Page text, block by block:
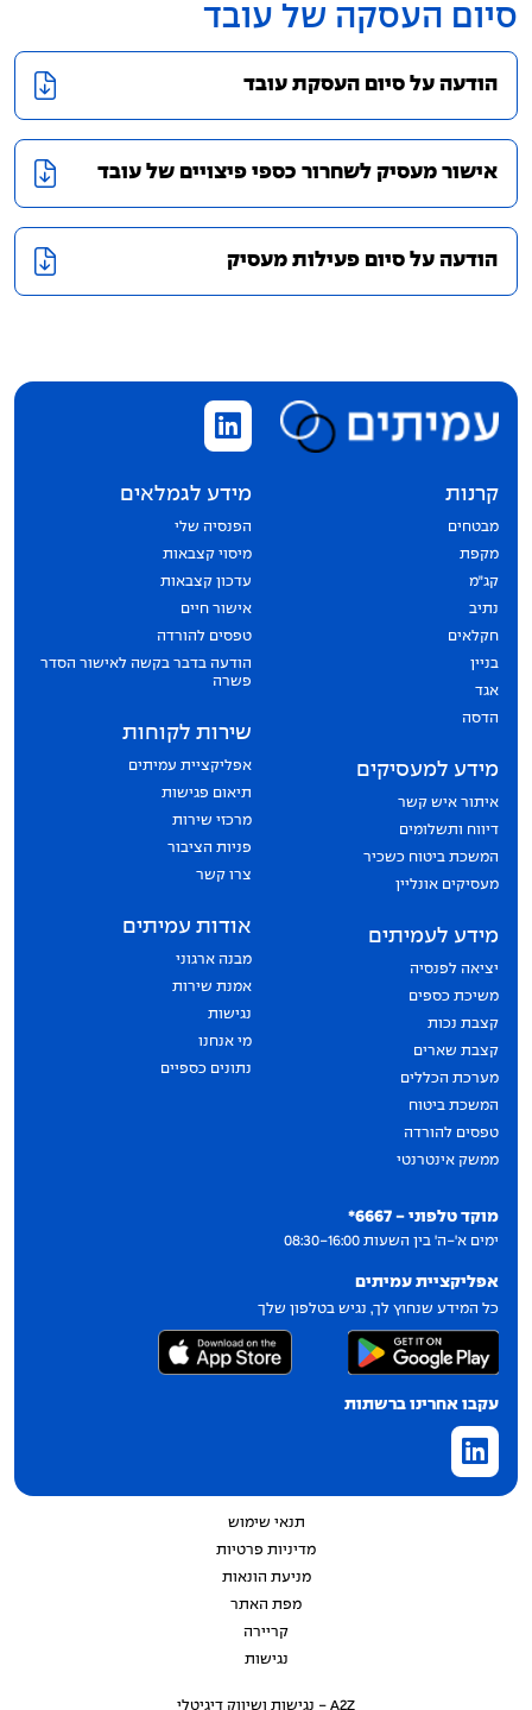
סיום העסקה של עובד
הודעה על סיום העסקת עובד
אישור מעסיק לשחרור כספי פיצויים של עובד
הודעה על סיום פעילות מעסיק
מוקד טלפוני - 6667*
ימים א'-ה' בין השעות 08:30-16:00
אפליקציית עמיתים
כל המידע שנחוץ לך, נגיש בטלפון שלך
עקבו אחרינו ברשתות
קרנות
מבטחים
מקפת
קג״מ
נתיב
חקלאים
בניין
אגד
הדסה
מידע למעסיקים
איתור איש קשר
דיווח ותשלומים
המשכת ביטוח כשכיר
מעסיקים אונליין
מידע לעמיתים
יציאה לפנסיה
משיכת כספים
קצבת נכות
קצבת שארים
מערכת הכללים
המשכת ביטוח
טפסים להורדה
ממשק אינטרנטי
מידע לגמלאים
הפנסיה שלי
מיסוי קצבאות
עדכון קצבאות
אישור חיים
טפסים להורדה
הודעה בדבר בקשה לאישור הסדר
פשרה
שירות לקוחות
אפליקציית עמיתים
תיאום פגישות
מרכזי שירות
פניות הציבור
צרו קשר
אודות עמיתים
מבנה ארגוני
אמנת שירות
נגישות
מי אנחנו
נתונים כספיים
תנאי שימוש
מדיניות פרטיות
מניעת הונאות
מפת האתר
קריירה
נגישות
A2Z - נגישות ושיווק דיגיטלי